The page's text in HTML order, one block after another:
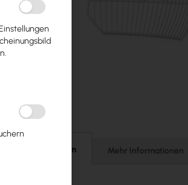
Zum
Anfang
Einzelheiten Mehr Informationen